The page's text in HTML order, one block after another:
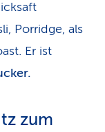
Porridge, als
Er ist
zum